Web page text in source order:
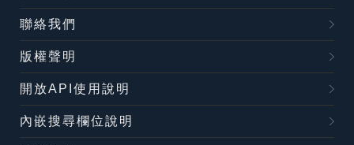
聯絡我們
版權聲明
開放API使用說明
內嵌搜尋欄位說明